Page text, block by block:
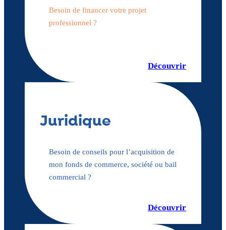
Besoin de financer votre projet
professionnel ?
Découvrir
Juridique
Besoin de conseils pour l’acquisition de
mon fonds de commerce, société ou bail
commercial ?
Découvrir